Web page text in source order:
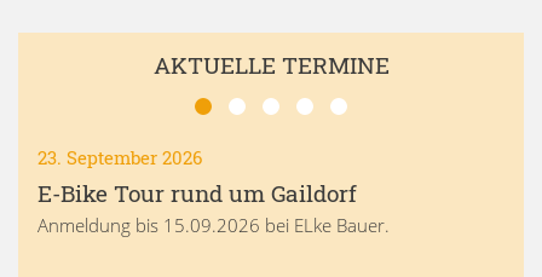
AKTUELLE TERMINE
23. September 2026
E-Bike Tour rund um Gaildorf
Anmeldung bis 15.09.2026 bei ELke Bauer.